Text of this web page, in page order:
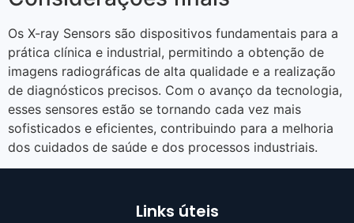
Os X-ray Sensors são dispositivos fundamentais para a
prática clínica e industrial, permitindo a obtenção de
imagens radiográficas de alta qualidade e a realização
de diagnósticos precisos. Com o avanço da tecnologia,
esses sensores estão se tornando cada vez mais
sofisticados e eficientes, contribuindo para a melhoria
dos cuidados de saúde e dos processos industriais.
Links úteis